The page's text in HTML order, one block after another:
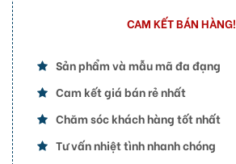
CAM KẾT BÁN HÀNG!
Sản phẩm và mẫu mã đa đạng
Cam kết giá bán rẻ nhất
Chăm sóc khách hàng tốt nhất
Tư vấn nhiệt tình nhanh chóng